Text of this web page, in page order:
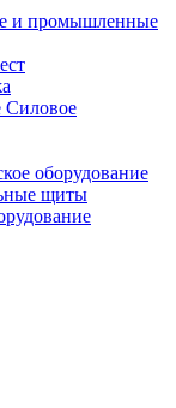
и промышленные
Силовое
оборудование
щиты